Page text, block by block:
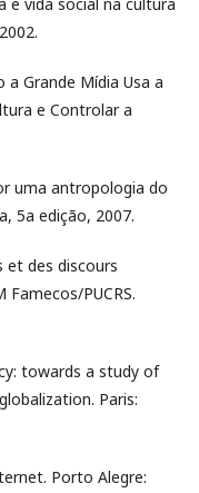
a Grande Mídia Usa a
e Controlar a
uma antropologia do
5a edição, 2007.
et des discours
Famecos/PUCRS.
towards a study of
Paris:
Porto Alegre: